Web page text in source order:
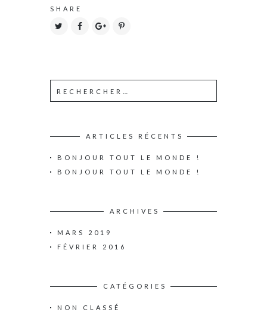
SHARE
ARTICLES RÉCENTS
BONJOUR TOUT LE MONDE !
BONJOUR TOUT LE MONDE !
ARCHIVES
MARS 2019
FÉVRIER 2016
CATÉGORIES
NON CLASSÉ